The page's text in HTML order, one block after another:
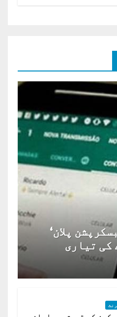
پلان‘
کی تیاری